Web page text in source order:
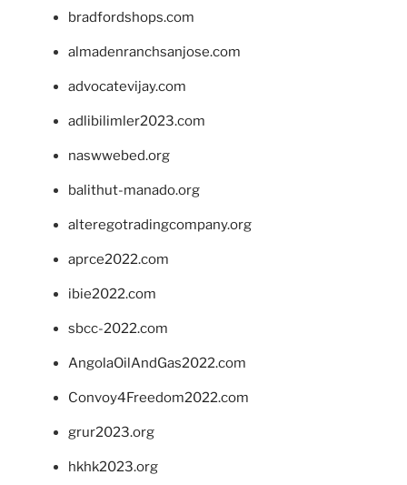
bradfordshops.com
almadenranchsanjose.com
advocatevijay.com
adlibilimler2023.com
naswwebed.org
balithut-manado.org
alteregotradingcompany.org
aprce2022.com
ibie2022.com
sbcc-2022.com
AngolaOilAndGas2022.com
Convoy4Freedom2022.com
grur2023.org
hkhk2023.org